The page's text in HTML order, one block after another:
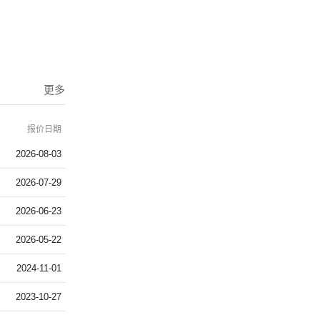
更多
报价日期
2026-08-03
2026-07-29
2026-06-23
2026-05-22
2024-11-01
2023-10-27